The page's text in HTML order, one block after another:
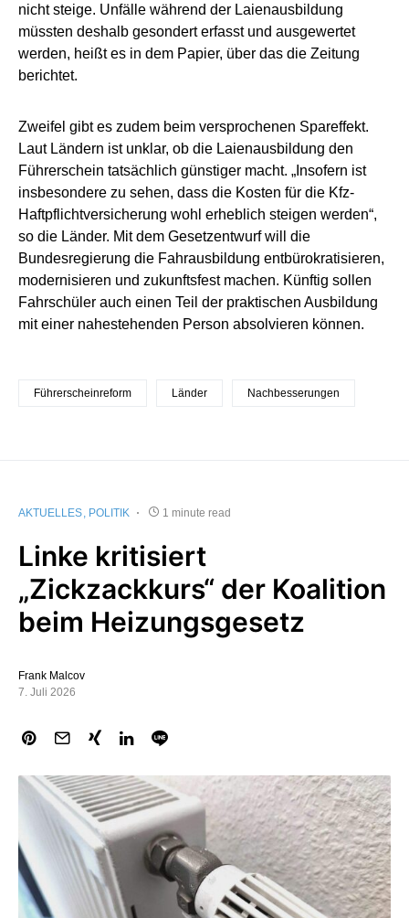
nicht steige. Unfälle während der Laienausbildung
müssten deshalb gesondert erfasst und ausgewertet
werden, heißt es in dem Papier, über das die Zeitung
berichtet.
Zweifel gibt es zudem beim versprochenen Spareffekt.
Laut Ländern ist unklar, ob die Laienausbildung den
Führerschein tatsächlich günstiger macht. „Insofern ist
insbesondere zu sehen, dass die Kosten für die Kfz-
Haftpflichtversicherung wohl erheblich steigen werden“,
so die Länder. Mit dem Gesetzentwurf will die
Bundesregierung die Fahrausbildung entbürokratisieren,
modernisieren und zukunftsfest machen. Künftig sollen
Fahrschüler auch einen Teil der praktischen Ausbildung
mit einer nahestehenden Person absolvieren können.
Führerscheinreform Länder Nachbesserungen
AKTUELLES POLITIK 1 minute read
Linke kritisiert
„Zickzackkurs“ der Koalition
beim Heizungsgesetz
Frank Malcov
7. Juli 2026